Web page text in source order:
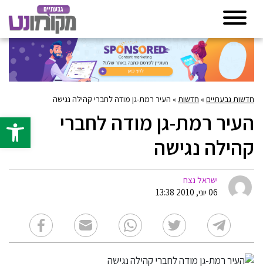
פתח
חדשות גבעתיים» חדשות » העיר רמת-גן מודה לחברי קהילה נגישה
העיר רמת-גן מודה לחברי
קהילה נגישה
ישראל נצח
06 יוני, 2010 13:38